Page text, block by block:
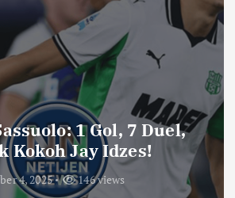
1 Gol, 7 Duel,
Kokoh Jay Idzes!
4, 2025 146 views